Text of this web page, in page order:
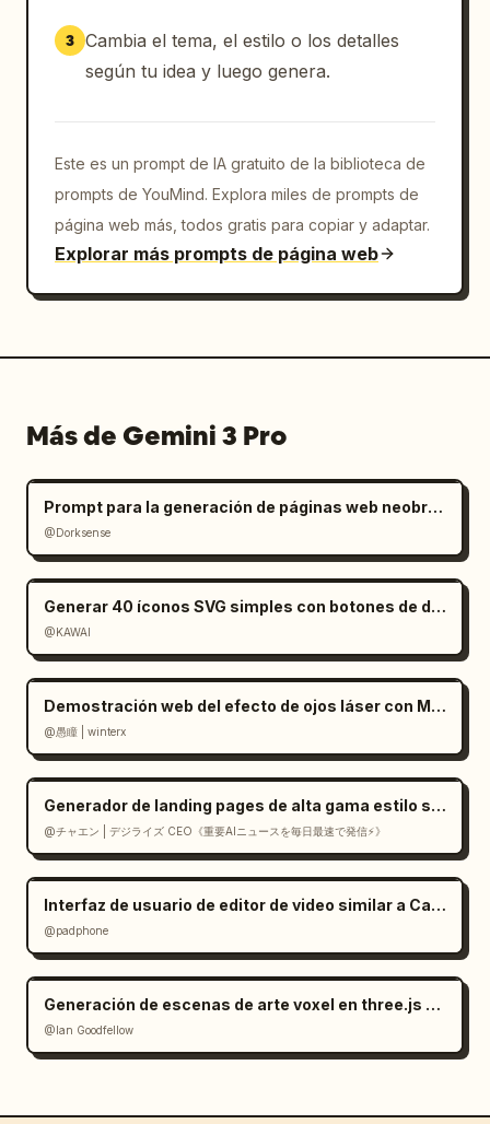
3 Cambia el tema, el estilo o los detalles
según tu idea y luego genera.
Este es un prompt de IA gratuito de la biblioteca de
prompts de YouMind. Explora miles de prompts de
página web más, todos gratis para copiar y adaptar.
Explorar más prompts de página web
Más de Gemini 3 Pro
Prompt para la generación de páginas web neobrutalistas
@Dorksense
Generar 40 íconos SVG simples con botones de descarga
@KAWAI
Demostración web del efecto de ojos láser con Mediapipe y Three.js
@愚瞳 | winterx
Generador de landing pages de alta gama estilo suizo en React
@チャエン | デジライズ CEO《重要AIニュースを毎日最速で発信⚡️》
Interfaz de usuario de editor de video similar a CapCut en Gemini
@padphone
Generación de escenas de arte voxel en three.js a partir de una imagen
@Ian Goodfellow